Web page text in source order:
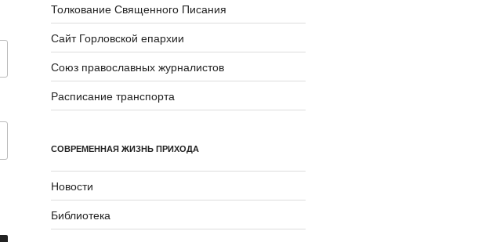
Толкование Священного Писания
Сайт Горловской епархии
Союз православных журналистов
Расписание транспорта
СОВРЕМЕННАЯ ЖИЗНЬ ПРИХОДА
Новости
Библиотека